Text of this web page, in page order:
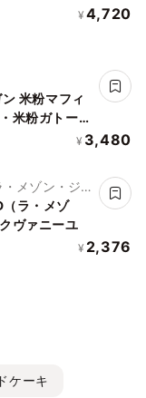
¥ 4,720
米粉マフィ
米粉ガトーシ
ヴィーガン
¥ 3,480
メゾン・ジュ
ラ・メゾ
ヴァニーユ
¥ 2,376
ケーキ